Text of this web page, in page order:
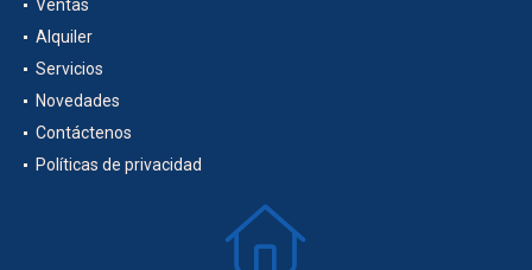
Ventas
Alquiler
Servicios
Novedades
Contáctenos
Políticas de privacidad